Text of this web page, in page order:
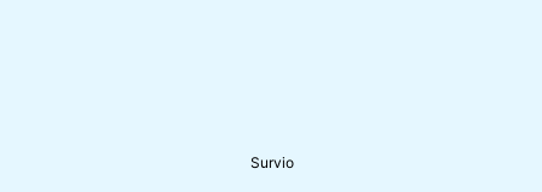
Survio